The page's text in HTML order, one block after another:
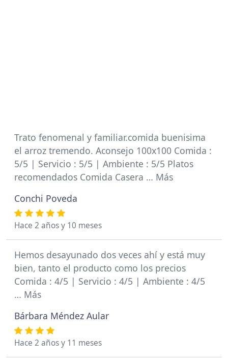
Trato fenomenal y familiar.comida buenisima
el arroz tremendo. Aconsejo 100x100 Comida :
5/5 | Servicio : 5/5 | Ambiente : 5/5 Platos
recomendados Comida Casera … Más
Conchi Poveda
Hace 2 años y 10 meses
Hemos desayunado dos veces ahí y está muy
bien, tanto el producto como los precios
Comida : 4/5 | Servicio : 4/5 | Ambiente : 4/5
… Más
Bárbara Méndez Aular
Hace 2 años y 11 meses